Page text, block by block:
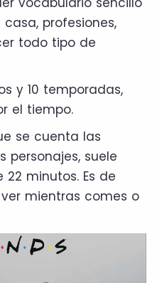
profesiones,
todo tipo de
y 10 temporadas,
el tiempo.
se cuenta las
personajes, suele
minutos. Es de
mientras comes o